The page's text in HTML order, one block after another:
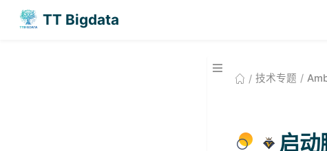
TT Bigdata
技术专题
启